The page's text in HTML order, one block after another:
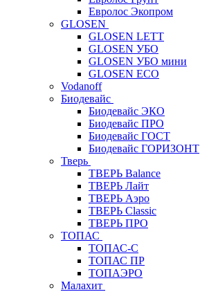
Евролос Экопром
GLOSEN
GLOSEN LETT
GLOSEN УБО
GLOSEN УБО мини
GLOSEN ECO
Vodanoff
Биодевайс
Биодевайс ЭКО
Биодевайс ПРО
Биодевайс ГОСТ
Биодевайс ГОРИЗОНТ
Тверь
ТВЕРЬ Balance
ТВЕРЬ Лайт
ТВЕРЬ Аэро
ТВЕРЬ Classic
ТВЕРЬ ПРО
ТОПАС
ТОПАС-С
ТОПАС ПР
ТОПАЭРО
Малахит